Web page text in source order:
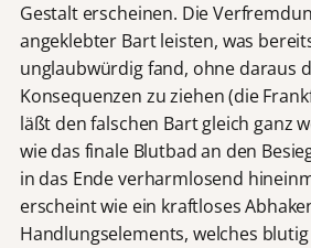
Gestalt erscheinen. Die
angeklebter Bart leisten, was
unglaubwürdig fand, ohne daraus
Konsequenzen zu ziehen (die
läßt den falschen Bart gleich ganz
wie das finale Blutbad an den
in das Ende verharmlosend
erscheint wie ein kraftloses
Handlungselements, welches